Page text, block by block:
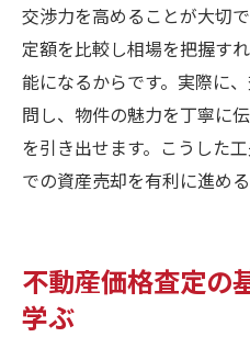
個人情報の取り扱
法
査定額の差が生ま
不動産会社の選定
交渉力を高めることが大切
定額を比較し相場を把握す
能になるからです。実際に
問し、物件の魅力を丁寧に
を引き出せます。こうした
での資産売却を有利に進める
不動産価格査定の
学ぶ